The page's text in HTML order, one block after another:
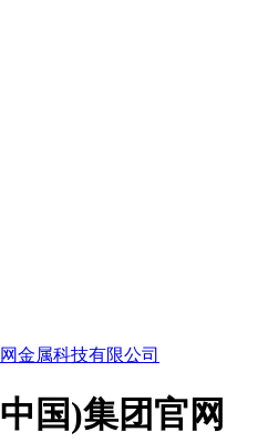
国)集团官网